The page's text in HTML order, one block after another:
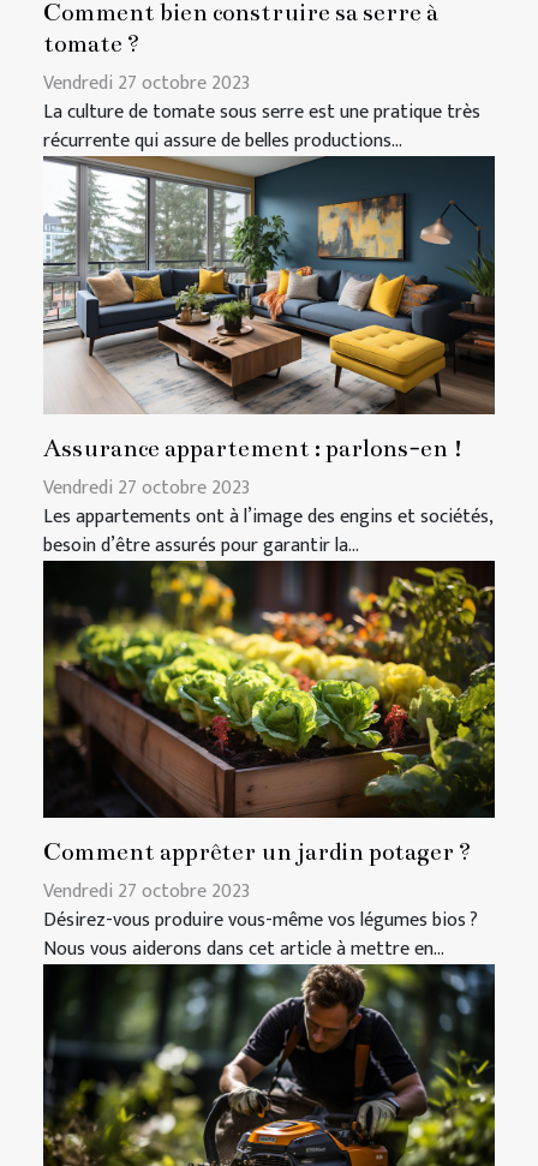
Comment bien construire sa serre à
tomate ?
Vendredi 27 octobre 2023
La culture de tomate sous serre est une pratique très
récurrente qui assure de belles productions...
Assurance appartement : parlons-en !
Vendredi 27 octobre 2023
Les appartements ont à l’image des engins et sociétés,
besoin d’être assurés pour garantir la...
Comment apprêter un jardin potager ?
Vendredi 27 octobre 2023
Désirez-vous produire vous-même vos légumes bios ?
Nous vous aiderons dans cet article à mettre en...